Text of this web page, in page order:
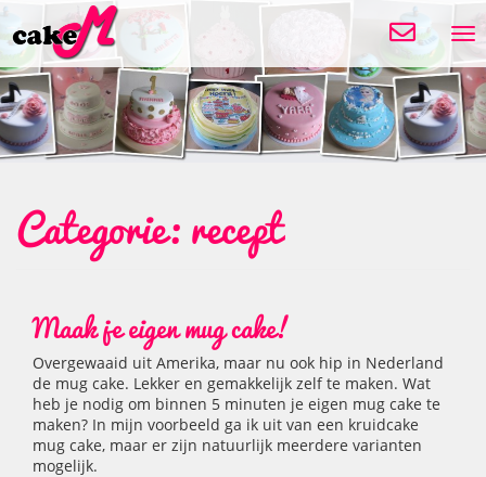
Categorie:recept
Maak je eigen mug cake!
Overgewaaid uit Amerika, maar nu ook hip in Nederland
de mug cake. Lekker en gemakkelijk zelf te maken. Wat
heb je nodig om binnen 5 minuten je eigen mug cake te
maken? In mijn voorbeeld ga ik uit van een kruidcake
mug cake, maar er zijn natuurlijk meerdere varianten
mogelijk.